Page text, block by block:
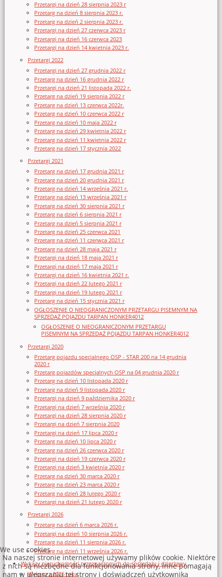
Przetargi na dzień 28 sierpnia 2023 r
Przetarg na dzień 8 sierpnia 2023 r.
Przetarg na dzień 2 sierpnia 2023 r.
Przetargi na dzień 27 czerwca 2023 r
Przetargi na dzień 16 czerwca 2023
Przetargi na dzień 14 kwietnia 2023 r.
Przetargi 2022
Przetargi na dzień 27 grudnia 2022 r
Przetarg na dzień 16 grudnia 2022 r
Przetargi na dzień 21 listopada 2022 r.
Przetarg na dzień 19 sierpnia 2022 r
Przetarg na dzień 13 czerwca 2022r.
Przetarg na dzień 10 czerwca 2022 r
Przetarg na dzień 10 maja 2022 r
Przetarg na dzień 29 kwietnia 2022 r
Przetarg na dzień 11 kwietnia 2022 r
Przetarg na dzień 17 stycznia 2022
Przetargi 2021
Przetarg na dzień 17 grudnia 2021 r
Przetarg na dzień 20 grudnia 2021 r
Przetarg na dzień 14 września 2021 r.
Przetarg na dzień 13 września 2021 r
Przetarg na dzień 30 sierpnia 2021 r
Przetarg na dzień 6 sierpnia 2021 r
Przetarg na dzień 5 sierpnia 2021 r
Przetarg na dzień 25 czerwca 2021
Przetarg na dzień 11 czerwca 2021 r
Przetarg na dzień 28 maja 2021 r
Przetargi na dzień 18 maja 2021 r
Przetargi na dzień 17 maja 2021 r
Przetargi na dzień 16 kwietnia 2021 r.
Przetargi na dzień 22 lutego 2021 r
Przetargi na dzień 19 lutego 2021 r
Przetarg na dzień 15 stycznia 2021 r
OGŁOSZENIE O NIEOGRANICZONYM PRZETARGU PISEMNYM NA
SPRZEDAŻ POJAZDU TARPAN HONKER4012
OGŁOSZENIE O NIEOGRANICZONYM PRZETARGU
PISEMNYM NA SPRZEDAŻ POJAZDU TARPAN HONKER4012
Przetargi 2020
Przetarg pojazdu specjalnego OSP - STAR 200 na 14 grudnia
2020 r
Przetarg pojazdów specjalnych OSP na 04 grudnia 2020 r
Przetarg na dzień 10 listopada 2020 r
Przetarg na dzień 9 listopada 2020 r
Przetargi na dzień 9 października 2020 r
Przetargi na dzień 7 września 2020 r
Przetargi na dzień 28 sierpnia 2020 r
Przetargi na dzień 7 sierpnia 2020
Przetargi na dzień 17 lipca 2020 r
Przetarg na dzień 10 lipca 2020 r
Przetarg na dzień 26 czerwca 2020 r
Przetargi na dzień 19 czerwca 2020 r
Przetargi na dzień 3 kwietnia 2020 r
Przetarg na dzień 30 marca 2020 r
Przetarg na dzień 23 marca 2020 r
Przetarg na dzień 28 lutego 2020 r
Przetargi na dzień 21 lutego 2020 r
Przetargi 2026
Przetarg na dzień 6 marca 2026 r.
Przetargi na dzień 10 sierpnia 2026 r.
Przetarg na dzień 11 sierpnia 2026 r.
Przetarg na dzień 11 września 2026 r.
Wykazy nieruchomości przeznaczonych do sprzedaży i dzierżawy
Wykazy z 2026 roku
We use cookies
Na naszej stronie internetowej używamy plików cookie. Niektóre
z nich są niezbędne dla funkcjonowania strony, inne pomagają
nam w ulepszaniu tej strony i doświadczeń użytkownika